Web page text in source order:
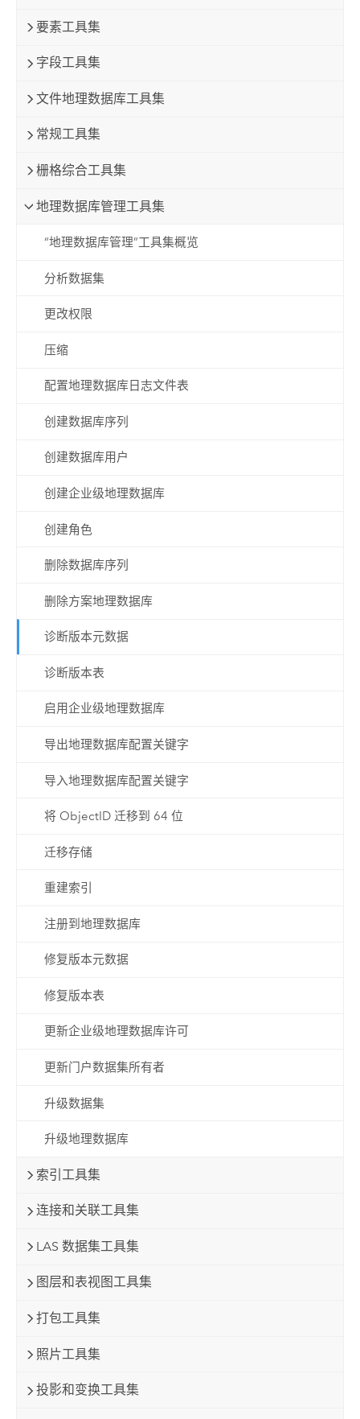
要素工具集
字段工具集
文件地理数据库工具集
常规工具集
栅格综合工具集
地理数据库管理工具集
“地理数据库管理”工具集概览
分析数据集
更改权限
压缩
配置地理数据库日志文件表
创建数据库序列
创建数据库用户
创建企业级地理数据库
创建角色
删除数据库序列
删除方案地理数据库
诊断版本元数据
诊断版本表
启用企业级地理数据库
导出地理数据库配置关键字
导入地理数据库配置关键字
将 ObjectID 迁移到 64 位
迁移存储
重建索引
注册到地理数据库
修复版本元数据
修复版本表
更新企业级地理数据库许可
更新门户数据集所有者
升级数据集
升级地理数据库
索引工具集
连接和关联工具集
LAS 数据集工具集
图层和表视图工具集
打包工具集
照片工具集
投影和变换工具集